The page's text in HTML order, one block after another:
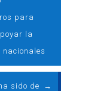
para
la
nacionales
sido de
→